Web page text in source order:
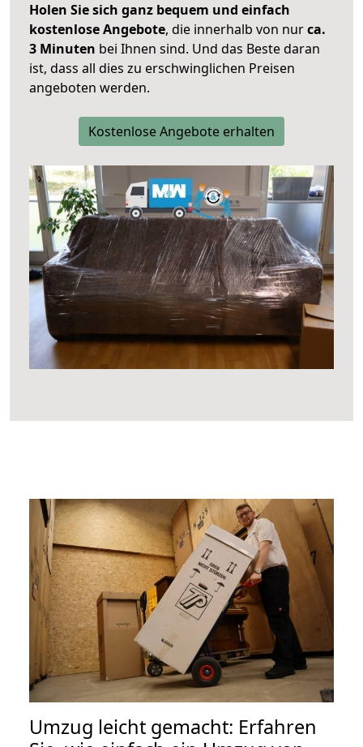
Holen Sie sich ganz bequem und einfach
kostenlose Angebote, die innerhalb von nurca.
3 Minuten bei Ihnen sind. Und das Beste daran
ist, dass all dies zu erschwinglichen Preisen
angeboten werden.
Kostenlose Angebote erhalten
Umzug leicht gemacht: Erfahren